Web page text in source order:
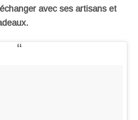
avec ses artisans et